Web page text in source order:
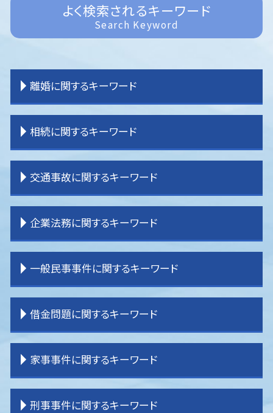
よく検索されるキーワード
Search Keyword
離婚に関するキーワード
離婚したい
離婚 証人
離婚 裁判 流れ
離婚 子供 影響
離婚 教育費
離婚 原因
離婚 親権 母親
離婚 親権 父親
離婚 公正証書
離婚 期間
離婚 子なし
離婚裁判 期間
離婚 不貞行為
相続に関するキーワード
相続 分け方
相続 分配
相続 登記
相続 運用
相続 分割協議
相続 流れ
相続 パターン
相続 調停
相続 順番
相続 分割協議書
相続 受け取り方
交通事故に関するキーワード
交通事故 休業損害
交通事故 弁護士 タイミング
交通事故 慰謝料 弁護士基準
交通事故 弁護士基準
交通事故 弁護士特約
交通事故 弁護士 選び方
交通事故 損害賠償
交通事故 慰謝料
交通事故 示談金
企業法務に関するキーワード
企業法務 弁護士事務所
企業法務 刑法
企業法務 契約書
企業法務 役割 弁護士
企業法務 顧問弁護士
企業法務 事務所
企業法務 経営
一般民事事件に関するキーワード
賃貸借 問題
不動産 売買トラブル
登記 問題
不動産 売買問題
一般民事事件 弁護
借金問題に関するキーワード
任意整理 条件
借金問題
過払金 弁護士費用
家事事件に関するキーワード
家事事件 手続法
刑事事件に関するキーワード